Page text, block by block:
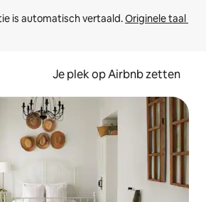
is automatisch vertaald. Originele taal
Je plek op Airbnb zetten